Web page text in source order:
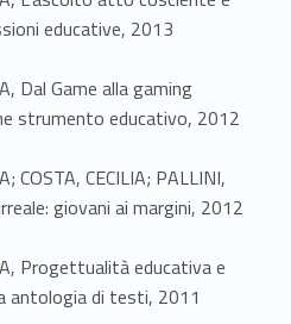
educative, 2013
Dal Game alla gaming
strumento educativo, 2012
COSTA, CECILIA; PALLINI,
giovani ai margini, 2012
Progettualità educativa e
antologia di testi, 2011